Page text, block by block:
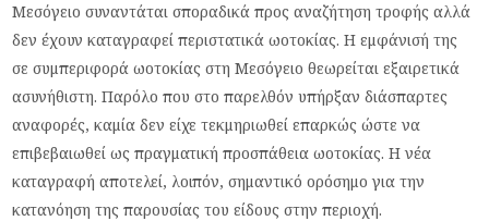
Μεσόγειο συναντάται σποραδικά προς αναζήτηση τροφής αλλά
δεν έχουν καταγραφεί περιστατικά ωοτοκίας. Η εμφάνισή της
σε συμπεριφορά ωοτοκίας στη Μεσόγειο θεωρείται εξαιρετικά
ασυνήθιστη. Παρόλο που στο παρελθόν υπήρξαν διάσπαρτες
αναφορές, καμία δεν είχε τεκμηριωθεί επαρκώς ώστε να
επιβεβαιωθεί ως πραγματική προσπάθεια ωοτοκίας. Η νέα
καταγραφή αποτελεί, λοιπόν, σημαντικό ορόσημο για την
κατανόηση της παρουσίας του είδους στην περιοχή.